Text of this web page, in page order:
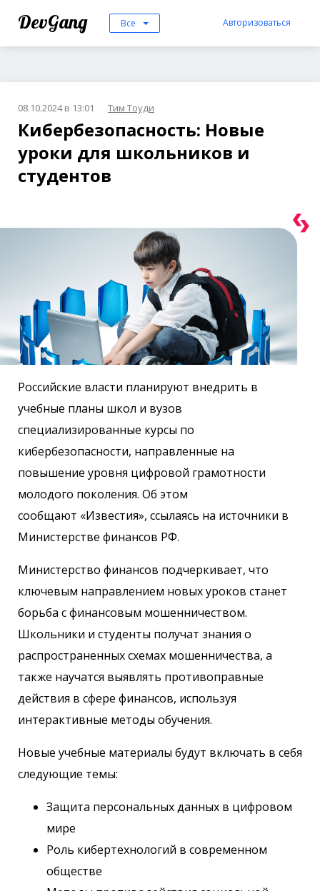
DevGang Все Авторизоваться
08.10.2024 в 13:01 Тим Тоуди
Кибербезопасность: Новые
уроки для школьников и
студентов
Российские власти планируют внедрить в
учебные планы школ и вузов
специализированные курсы по
кибербезопасности, направленные на
повышение уровня цифровой грамотности
молодого поколения. Об этом
сообщают «Известия», ссылаясь на источники в
Министерстве финансов РФ.
Министерство финансов подчеркивает, что
ключевым направлением новых уроков станет
борьба с финансовым мошенничеством.
Школьники и студенты получат знания о
распространенных схемах мошенничества, а
также научатся выявлять противоправные
действия в сфере финансов, используя
интерактивные методы обучения.
Новые учебные материалы будут включать в себя
следующие темы:
Защита персональных данных в цифровом
мире
Роль кибертехнологий в современном
обществе